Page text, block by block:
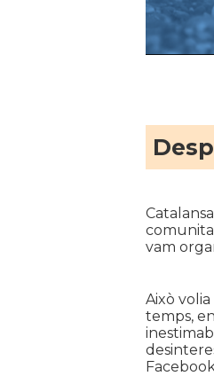
vam
Això
temps,